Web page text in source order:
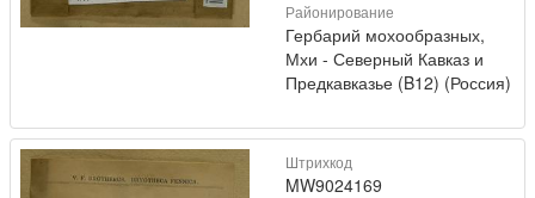
Районирование
Гербарий мохообразных,
Мхи - Северный Кавказ и
Предкавказье (B12) (Россия)
Штрихкод
MW9024169